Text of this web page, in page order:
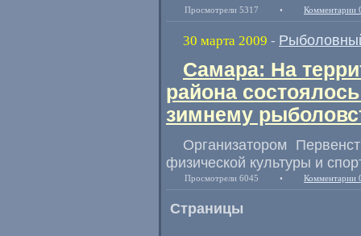
Просмотрели 5317 • Комментарии
30 марта 2009 -
Самара: На
района
зимнему
Организатором
физической культуры и
Просмотрели 6045 • Комментарии
Страницы